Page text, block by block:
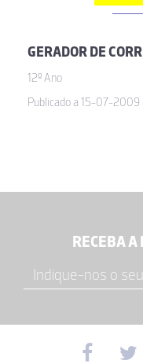
GERADOR DE
12º Ano
Publicado a 15-07-2009
RECEBA